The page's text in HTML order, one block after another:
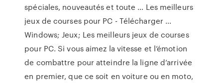
spéciales, nouveautés et toute … Les meilleurs
jeux de courses pour PC - Télécharger ...
Windows; Jeux; Les meilleurs jeux de courses
pour PC. Si vous aimez la vitesse et l’émotion
de combattre pour atteindre la ligne d’arrivée
en premier, que ce soit en voiture ou en moto,